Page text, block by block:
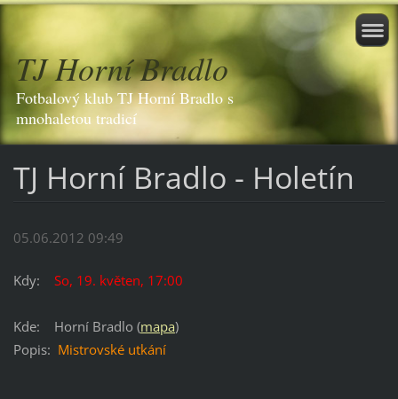
TJ Horní Bradlo
Fotbalový klub TJ Horní Bradlo s
mnohaletou tradicí
TJ Horní Bradlo - Holetín
05.06.2012 09:49
Kdy: So, 19. květen, 17:00
Kde: Horní Bradlo (mapa)
Popis: Mistrovské utkání